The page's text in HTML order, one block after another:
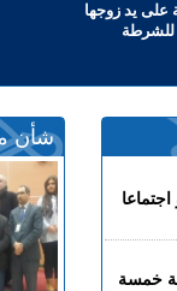
على يد زوجها
شأن
خمسة